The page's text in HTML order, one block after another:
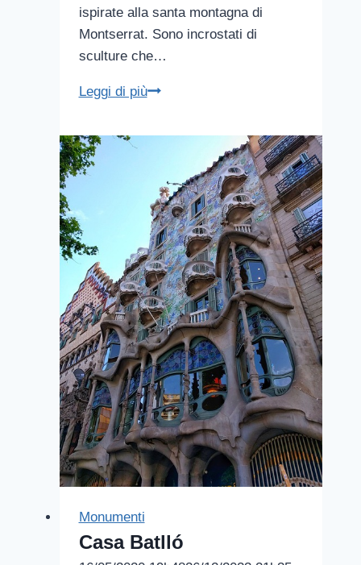
ispirate alla santa montagna di
Montserrat. Sono incrostati di
sculture che…
Leggi di piùLa
Familia
Monumenti
Casa Batlló